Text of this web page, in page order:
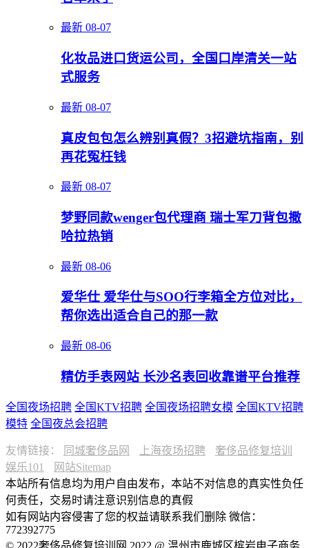
最新 08-07
化妆品进口货运公司，全国口岸清关一站
式服务
最新 08-07
真皮包包怎么辨别真假？3招避坑指南，别
再花冤枉钱
最新 08-07
梦野同款wenger包代理商 瑞士军刀背包撒
哈拉热销
最新 08-06
爱华仕 爱华仕与SOO行李箱全方位对比，
帮你选出适合自己的那一款
最新 08-06
精仿手表网站 长沙名表回收靠谱平台推荐
全国夜场招聘 全国KTV招聘 全国夜场招聘女模 全国KTV招聘
模特 全国夜总会招聘
友情链接： 同城奢侈品网 上海夜场招聘
奢侈品修复培训
娱乐101
网站Sitemap
本站所有信息均为用户自由发布，本站不对信息的真实性负任
何责任，交易时请注意识别信息的真假
如有网站内容侵害了您的权益请联系我们删除 微信：
772392775
© 2022奢侈品修复培训网 2022 @ 温州市鹿城区槟岩电子商务